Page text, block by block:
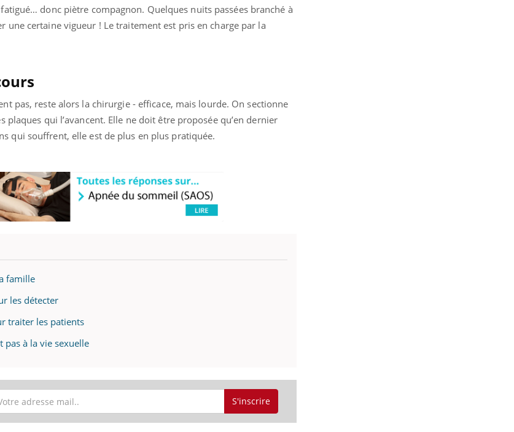
donc piètre compagnon. Quelques nuits passées branché à
une certaine vigueur ! Le traitement est pris en charge par la
pas, reste alors la chirurgie - efficace, mais lourde. On sectionne
qui l’avancent. Elle ne doit être proposée qu’en dernier
qui souffrent, elle est de plus en plus pratiquée.
famille
les détecter
traiter les patients
à la vie sexuelle
S'inscrire